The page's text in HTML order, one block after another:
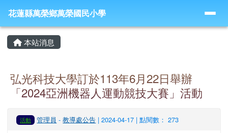
花蓮縣萬榮鄉萬榮國民小學
導覽列
花蓮縣萬榮鄉萬榮國民小學
主內容區域
本站消息
弘光科技大學訂於113年6月22日舉辦
「2024亞洲機器人運動競技大賽」活動
活動 管理員 -教導處公告 | 2024-04-17 | 點閱數： 273
頁尾區域